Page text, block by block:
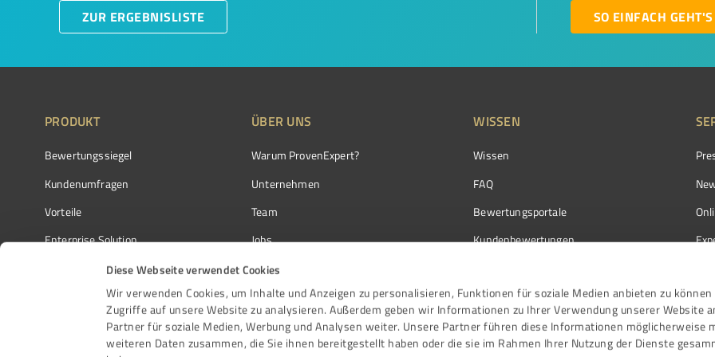
Diese Webseite verwendet Cookies
Wir verwenden Cookies, um Inhalte und Anzeigen zu personalisieren, Funktionen für soziale Medien anbieten zu können
Zugriffe auf unsere Website zu analysieren. Außerdem geben wir Informationen zu Ihrer Verwendung unserer Website
Partner für soziale Medien, Werbung und Analysen weiter. Unsere Partner führen diese Informationen möglicherweise
weiteren Daten zusammen, die Sie ihnen bereitgestellt haben oder die sie im Rahmen Ihrer Nutzung der Dienste
ZUR ERGEBNISLISTE SO EINFACH GEHT'S
PRODUKT
Bewertungssiegel
Kundenumfragen
Vorteile
Enterprise Solution
Partnerprogramm
Auszeichnungen
ÜBER UNS
Warum ProvenExpert?
Unternehmen
Team
Jobs
Kundenstimmen
Kontakt
WISSEN
Wissen
FAQ
Bewertungsportale
Kundenbewertungen
Bewertungs­richtlinien
Events